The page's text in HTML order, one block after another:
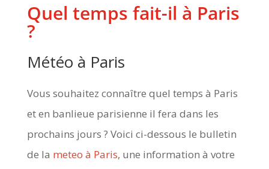
Quel temps fait-il à Paris
?
Météo à Paris
Vous souhaitez connaître quel temps à Paris
et en banlieue parisienne il fera dans les
prochains jours ? Voici ci-dessous le bulletin
de la meteo à Paris, une information à votre